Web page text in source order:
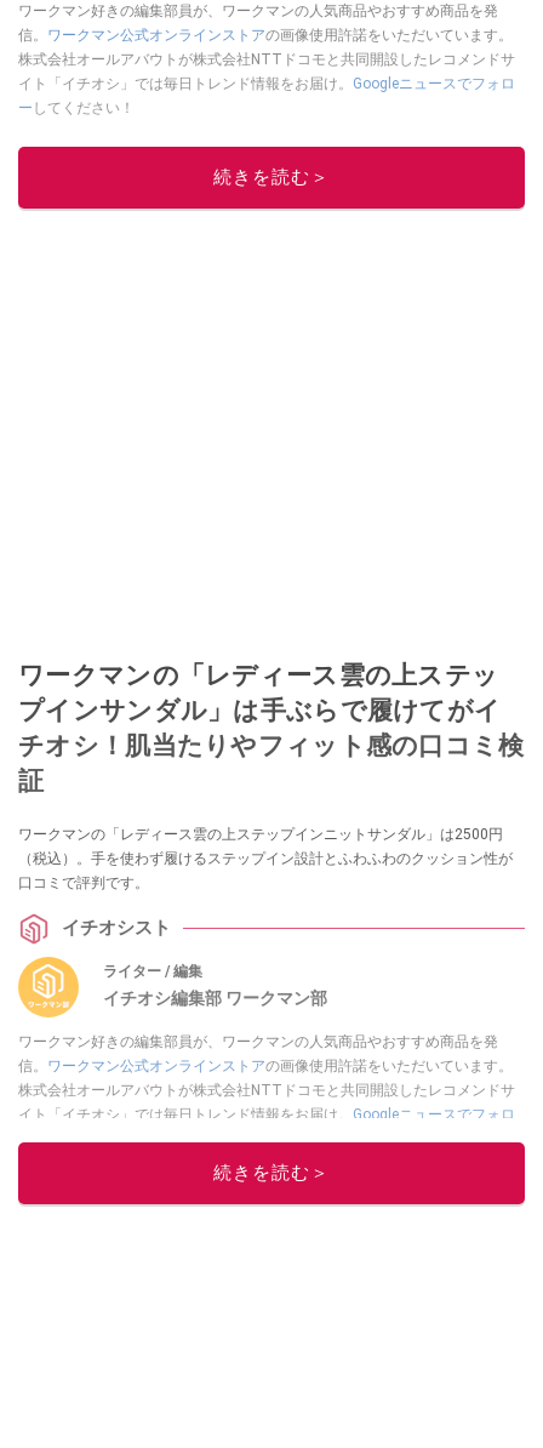
ワークマン好きの編集部員が、ワークマンの人気商品やおすすめ商品を発
信。 ワークマン公式オンラインストアの画像使用許諾をいただいています。
株式会社オールアバウトが株式会社NTTドコモと共同開設したレコメンドサ
イト「イチオシ」では毎日トレンド情報をお届け。 Googleニュースでフォロ
ー してください！
このイチオシストの他の記事を読む
続きを読む＞
ワークマンの「レディース雲の上ステッ
プインサンダル」は手ぶらで履けてがイ
チオシ！肌当たりやフィット感の口コミ検
証
ワークマンの「レディース雲の上ステップインニットサンダル」は2500円
（税込）。手を使わず履けるステップイン設計とふわふわのクッション性が
口コミで評判です。
イチオシスト
ライター / 編集
イチオシ編集部 ワークマン部
ワークマン好きの編集部員が、ワークマンの人気商品やおすすめ商品を発
信。 ワークマン公式オンラインストアの画像使用許諾をいただいています。
株式会社オールアバウトが株式会社NTTドコモと共同開設したレコメンドサ
イト「イチオシ」では毎日トレンド情報をお届け。 Googleニュースでフォロ
このイチオシストの他の記事を読む
続きを読む＞